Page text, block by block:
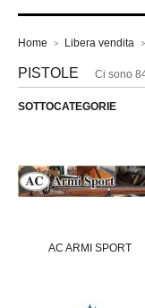
Home > Libera vendita >
PISTOLE Ci sono
SOTTOCATEGORIE
AC ARMI SPORT